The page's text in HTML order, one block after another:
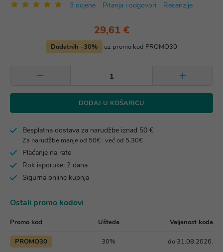
3 ocjene Pitanja i odgovori Recenzije
29,61 €
Dodatnih -30% uz promo kod PROMO30
DODAJ U KOŠARICU
Besplatna dostava za narudžbe iznad 50 €
Za narudžbe manje od 50€ : već od 5,30€
Plaćanje na rate
Rok isporuke: 2 dana
Sigurna online kupnja
Ostali promo kodovi
Promo kod Ušteda Valjanost koda
PROMO30 30% do 31.08.2026.